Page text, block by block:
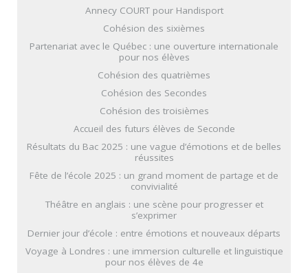
Annecy COURT pour Handisport
Cohésion des sixièmes
Partenariat avec le Québec : une ouverture internationale
pour nos élèves
Cohésion des quatrièmes
Cohésion des Secondes
Cohésion des troisièmes
Accueil des futurs élèves de Seconde
Résultats du Bac 2025 : une vague d’émotions et de belles
réussites
Fête de l’école 2025 : un grand moment de partage et de
convivialité
Théâtre en anglais : une scène pour progresser et
s’exprimer
Dernier jour d’école : entre émotions et nouveaux départs
Voyage à Londres : une immersion culturelle et linguistique
pour nos élèves de 4e